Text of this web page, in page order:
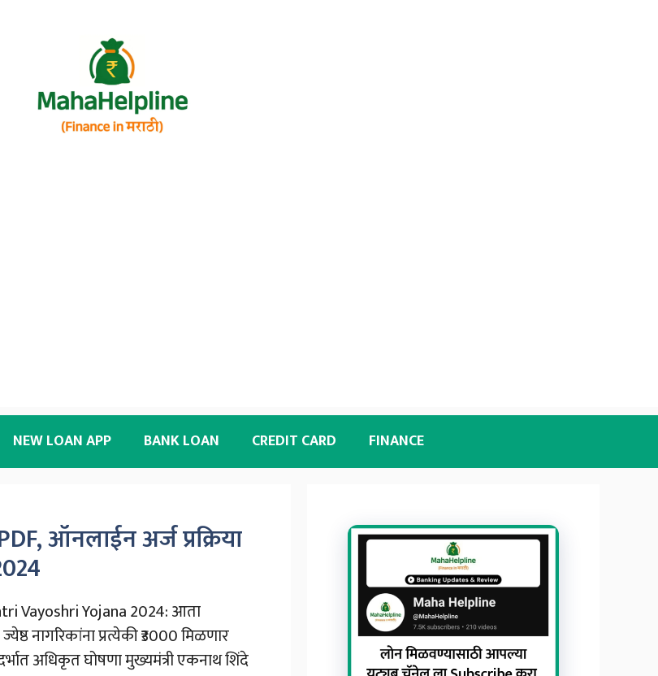
NEW LOAN APP BANK LOAN CREDIT CARD FINANCE
ऑनलाईन अर्ज प्रक्रिया
Vayoshri Yojana 2024: आता
ज्येष्ठ नागरिकांना प्रत्येकी ₹3000 मिळणार
अधिकृत घोषणा मुख्यमंत्री एकनाथ शिंदे